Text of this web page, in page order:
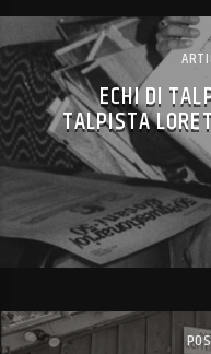
ECHI DI
TALPISTA